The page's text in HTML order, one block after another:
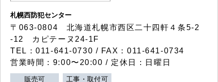
札幌西防犯センター
〒063-0804 北海道札幌市西区二十四軒４条5-2
-12 カピテーヌ24-1F
TEL：011-641-0730 / FAX：011-641-0734
営業時間：9:00〜20:00 / 定休日：日曜日
販売可 工事・取付可